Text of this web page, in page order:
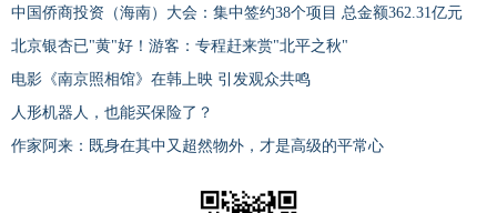
中国侨商投资（海南）大会：集中签约38个项目 总金额362.31亿元
北京银杏已"黄"好！游客：专程赶来赏"北平之秋"
电影《南京照相馆》在韩上映 引发观众共鸣
人形机器人，也能买保险了？
作家阿来：既身在其中又超然物外，才是高级的平常心